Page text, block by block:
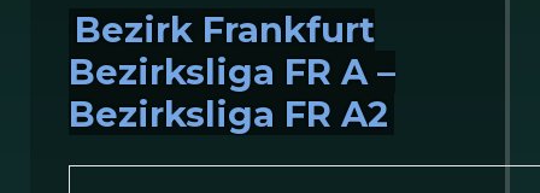
Bezirk Frankfurt
Bezirksliga FR A –
Bezirksliga FR A2